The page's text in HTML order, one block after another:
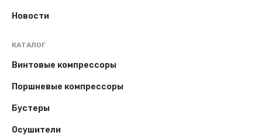
Новости
КАТАЛОГ
Винтовые компрессоры
Поршневые компрессоры
Бустеры
Осушители